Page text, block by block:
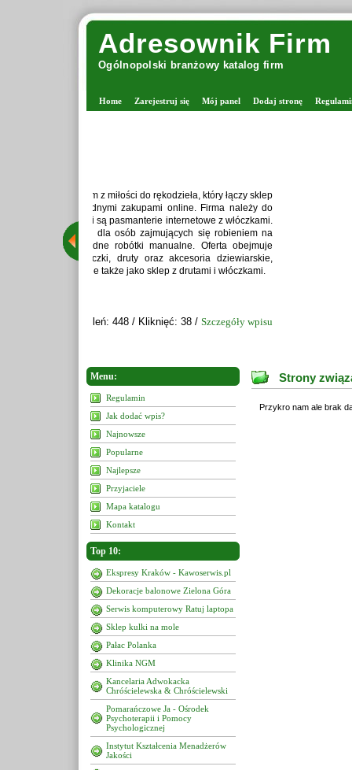
Adresownik Firm
Ogólnopolski branżowy katalog firm
Home Zarejestruj się Mój panel Dodaj stronę
Menu:
Regulamin
Jak dodać wpis?
Najnowsze
Popularne
Najlepsze
Przyjaciele
Mapa katalogu
Kontakt
Top 10:
Ekspresy Kraków - Kawoserwis.pl
Dekoracje balonowe Zielona Góra
Serwis komputerowy Ratuj laptopa
Sklep kulki na mole
Pałac Polanka
Klinika NGM
Kancelaria Adwokacka
Chróścielewska & Chróścielewski
Pomarańczowe Ja - Ośrodek
Psychoterapii i Pomocy
Psychologicznej
Instytut Kształcenia Menadżerów
Jakości
Strony
Przykro nam ale brak